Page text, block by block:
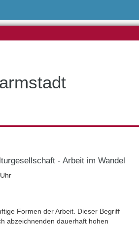
- Arbeit im Wandel
Formen der Arbeit. Dieser Begriff
abzeichnenden dauerhaft hohen